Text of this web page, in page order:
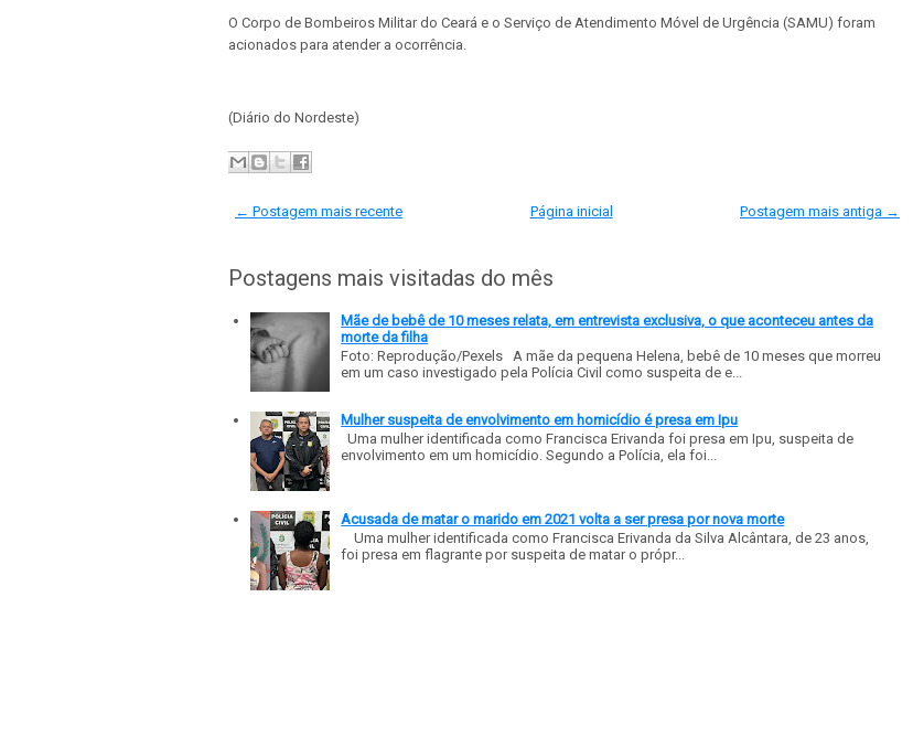
O Corpo de Bombeiros Militar do Ceará e o Serviço de Atendimento Móvel de Urgência (SAMU) foram
acionados para atender a ocorrência.
(Diário do Nordeste)
← Postagem mais recente Postagem mais antiga →
Página inicial
Postagens mais visitadas do mês
Mãe de bebê de 10 meses relata, em entrevista exclusiva, o que aconteceu antes da
morte da filha
Foto: Reprodução/Pexels A mãe da pequena Helena, bebê de 10 meses que morreu
em um caso investigado pela Polícia Civil como suspeita de e...
Mulher suspeita de envolvimento em homicídio é presa em Ipu
Uma mulher identificada como Francisca Erivanda foi presa em Ipu, suspeita de
envolvimento em um homicídio. Segundo a Polícia, ela foi...
Acusada de matar o marido em 2021 volta a ser presa por nova morte
Uma mulher identificada como Francisca Erivanda da Silva Alcântara, de 23 anos,
foi presa em flagrante por suspeita de matar o própr...